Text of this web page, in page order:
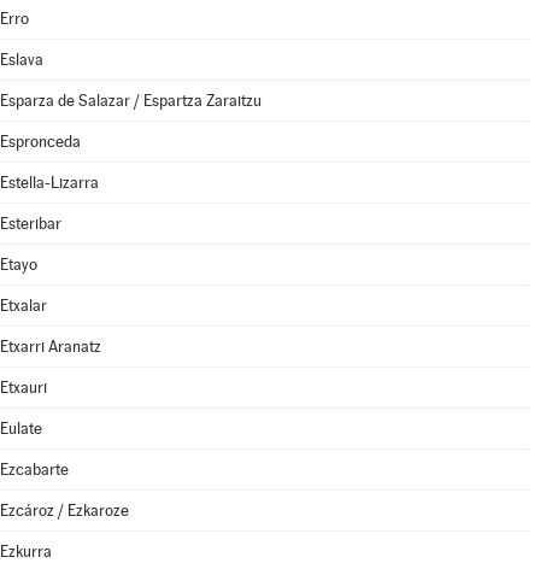
Erro
Eslava
Esparza de Salazar / Espartza Zaraitzu
Espronceda
Estella-Lizarra
Esteribar
Etayo
Etxalar
Etxarri Aranatz
Etxauri
Eulate
Ezcabarte
Ezcároz / Ezkaroze
Ezkurra